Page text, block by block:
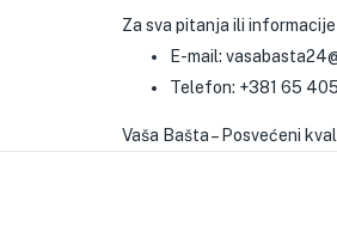
Za sva pitanja ili
E-mail:
Telefon: +381 65
Vaša Bašta – Posvećeni